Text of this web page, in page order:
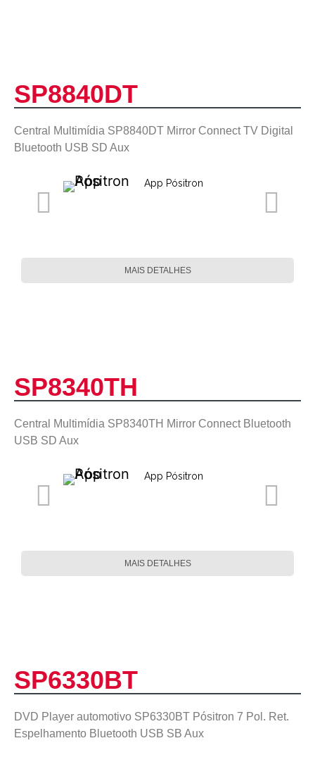
SP8840DT
Central Multimídia SP8840DT Mirror Connect TV Digital
Bluetooth USB SD Aux
App Pósitron
MAIS DETALHES
SP8340TH
Central Multimídia SP8340TH Mirror Connect Bluetooth
USB SD Aux
App Pósitron
MAIS DETALHES
SP6330BT
DVD Player automotivo SP6330BT Pósitron 7 Pol. Ret.
Espelhamento Bluetooth USB SB Aux